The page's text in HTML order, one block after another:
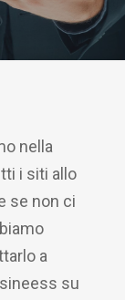
nella
i siti allo
se non ci
a
su